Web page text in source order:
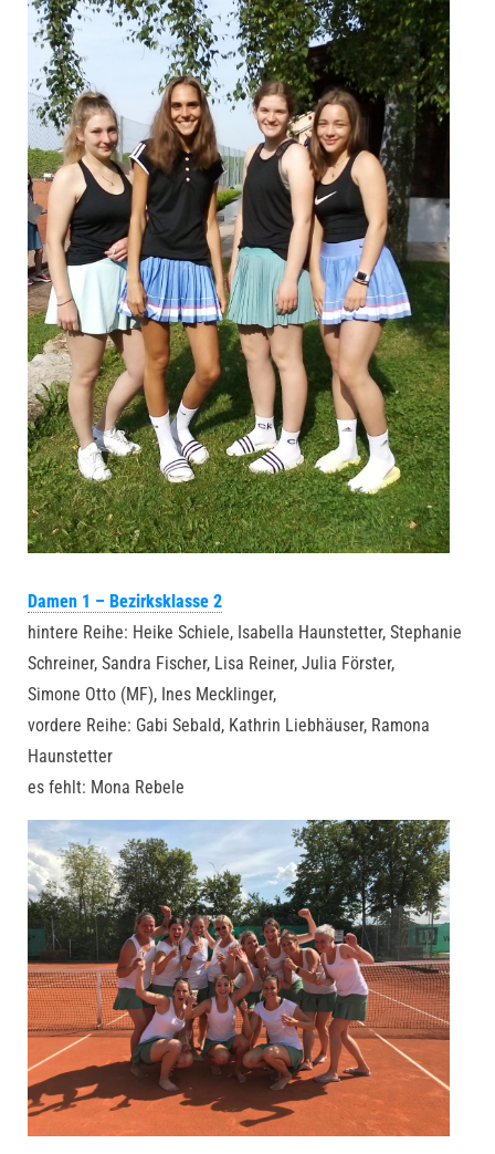
Damen 1 – Bezirksklasse 2
hintere Reihe: Heike Schiele, Isabella Haunstetter, Stephanie
Schreiner, Sandra Fischer, Lisa Reiner, Julia Förster,
Simone Otto (MF), Ines Mecklinger,
vordere Reihe: Gabi Sebald, Kathrin Liebhäuser, Ramona
Haunstetter
es fehlt: Mona Rebele